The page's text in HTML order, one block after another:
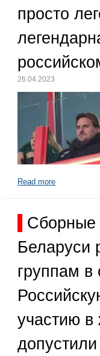
просто
26.04.2023
Read more
Сборные
Беларуси
группам в
участию в
допустили